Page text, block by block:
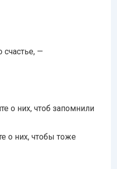
счастье, —
о них, чтоб запомнили
о них, чтобы тоже